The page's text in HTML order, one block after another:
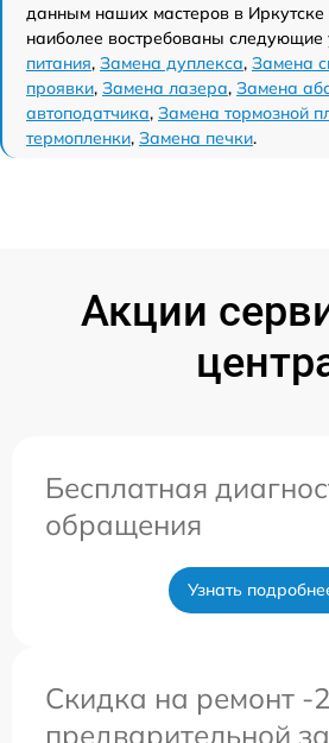
данным наших мастеров в Иркутске
наиболее востребованы следующие
питания, Замена дуплекса, Замена
проявки, Замена лазера, Замена
автоподатчика, Замена тормозной
термопленки, Замена печки.
Акции
Бесплатная
обращения
Узнать
Скидка на ремонт -
предварительной